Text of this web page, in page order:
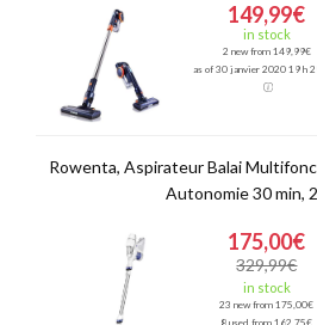
149,99€
in stock
2 new from 149,99€
as of 30 janvier 2020 19 h
Rowenta, Aspirateur Balai
Autonomie 30 min,
175,00€
329,99€
in stock
23 new from 175,00€